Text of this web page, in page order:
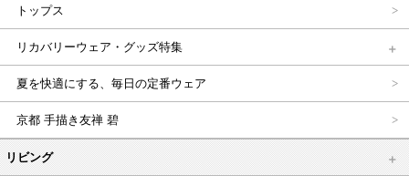
トップス
リカバリーウェア・グッズ特集
夏を快適にする、毎日の定番ウェア
京都 手描き友禅 碧
リビング